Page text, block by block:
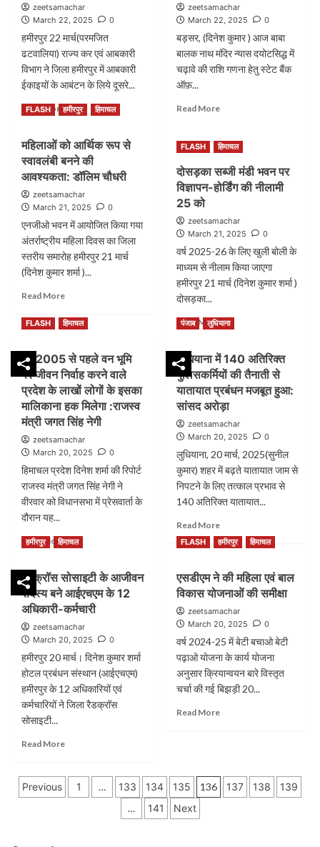
विमल
नेगी
मामले
में
जिन
नाम
सभी
नामजद
किए
जाएंगे:उपमुख्यमंत्री
अग्निहोत्री
zeetsamachar
March 22, 2025
0
हमीरपुर 22 मार्च(परमजित
ढटवालिया) राज्य कर एवं आबकारी
विभाग ने जिला हमीरपुर में आबकारी
ईकाइयों के आबंटन के लिये दूसरे...
Read MoreRead
more
जिला
हमीरपुर
में
ईकाइयों
का
आबंटन
zeetsamachar
March 22, 2025
0
बड़सर, (दिनेश कुमार ) आज बाबा
बालक नाथ मंदिर न्यास दयोटसिद्ध में
चढ़ावे की राशि गणना हेतु स्टेट बैंक
ऑफ़...
Read MoreRead
नोट
मशीन
उपलब्ध
FLASH हमीरपुर हिमाचल
महिलाओं को आर्थिक रूप से
स्वावलंबी बनने की
आवश्यकता: डॉलिम चौधरी
zeetsamachar
March 21, 2025
0
एनजीओ भवन में आयोजित किया गया
अंतर्राष्ट्रीय महिला दिवस का जिला
स्तरीय समारोह हमीरपुर 21 मार्च
(दिनेश कुमार शर्मा )...
Read MoreRead
about
आर्थिक
रूप
से
स्वावलंबी
बनने
की
आवश्यकता:
डॉलिम
चौधरी
FLASH हिमाचल
दोसड़का सब्जी मंडी भवन पर
विज्ञापन-होर्डिंग की नीलामी
25 को
zeetsamachar
March 21, 2025
0
वर्ष 2025-26 के लिए खुली बोली के
माध्यम से नीलाम किया जाएगा
हमीरपुर 21 मार्च (दिनेश कुमार शर्मा )
दोसड़का...
Read MoreRead
more
दोसड़का
सब्जी
मंडी
भवन
पर
विज्ञापन-
होर्डिंग
की
नीलामी
25
FLASH हिमाचल
वर्ष 2005 से पहले वन भूमि
पर जीवन निर्वाह करने वाले
प्रदेश के लाखों लोगों के इसका
मालिकाना हक मिलेगा :राजस्व
मंत्री जगत सिंह नेगी
zeetsamachar
March 20, 2025
0
हिमाचल प्रदेश दिनेश शर्मा की रिपोर्ट
राजस्व मंत्री जगत सिंह नेगी ने
वीरवार को विधानसभा में प्रेसवार्ता के
दौरान यह...
Read MoreRead
more
वर्ष
2005
से
वन
भूमि
पर
जीवन
निर्वाह
करने
के
इसका
पंजाब लुधियाना
लुधियाना में 140 अतिरिक्त
पुलिसकर्मियों की तैनाती से
यातायात प्रबंधन मजबूत हुआ:
सांसद अरोड़ा
zeetsamachar
March 20, 2025
0
लुधियाना, 20 मार्च, 2025(सुनील
कुमार) शहर में बढ़ते यातायात जाम से
निपटने के लिए तत्काल प्रभाव से
140 अतिरिक्त यातायात...
Read MoreRead
more
about
में
140
पुलिसकर्मियों
की
तैनाती
से
यातायात
प्रबंधन
हुआ:
हमीरपुर हिमाचल
रैडक्रॉस सोसाइटी के आजीवन
सदस्य बने आईएचएम के 12
अधिकारी-कर्मचारी
zeetsamachar
March 20, 2025
0
हमीरपुर 20 मार्च। दिनेश कुमार शर्मा
होटल प्रबंधन संस्थान (आईएचएम)
हमीरपुर के 12 अधिकारियों एवं
कर्मचारियों ने जिला रैडक्रॉस
सोसाइटी...
Read MoreRead
रैडक्रॉस
सोसाइटी
FLASH हमीरपुर हिमाचल
एसडीएम ने की महिला एवं बाल
विकास योजनाओं की समीक्षा
zeetsamachar
March 20, 2025
0
वर्ष 2024-25 में बेटी बचाओ बेटी
पढ़ाओ योजना के कार्य योजना
अनुसार क्रियान्वयन बारे विस्तृत
चर्चा की गई बिझड़ी 20...
Read MoreRead
की
महिला
Posts
Previous 1 … 133 134 135 136 137 138
139
…
141 Next